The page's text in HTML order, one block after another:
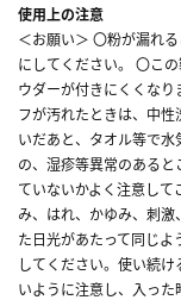
使用上の注意
＜お願い＞ 〇粉が漏れ
にしてください。 〇こ
ウダーが付きにくくな
フが汚れたときは、中
いだあと、タオル等で
の、湿疹等異常のある
ていないかよく注意し
み、はれ、かゆみ、刺
た日光があたって同じ
してください。使い続
いように注意し、入っ